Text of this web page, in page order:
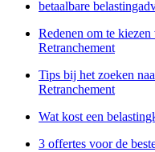
betaalbare
Redenen om te
Retranchement
Tips bij het zoeken
Retranchement
Wat kost een
3 offertes voor de